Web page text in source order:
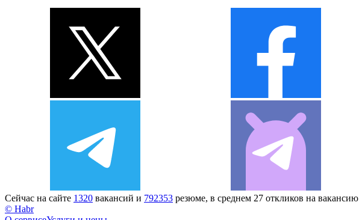
Сейчас на сайте 1320 вакансий и 792353 резюме, в среднем 27 откликов на вакансию
© Habr